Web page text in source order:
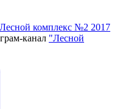
Лесной комплекс №2 2017
канал "Лесной